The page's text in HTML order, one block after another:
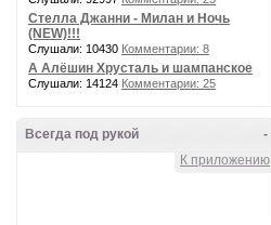
Стелла Джанни - Милан и Ночь
(NEW)!!!
Слушали: 10430 Комментарии: 8
А Алёшин Хрусталь и шампанское
Слушали: 14124 Комментарии: 25
-
Всегда под рукой
К приложению